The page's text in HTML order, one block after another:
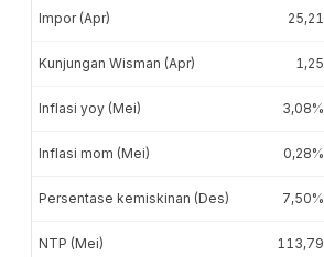
Impor (Apr) 25,21
Kunjungan Wisman (Apr) 1,25
Inflasi yoy (Mei) 3,08%
Inflasi mom (Mei) 0,28%
Persentase kemiskinan (Des) 7,50%
NTP (Mei) 113,79